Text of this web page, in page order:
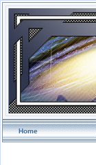
Home